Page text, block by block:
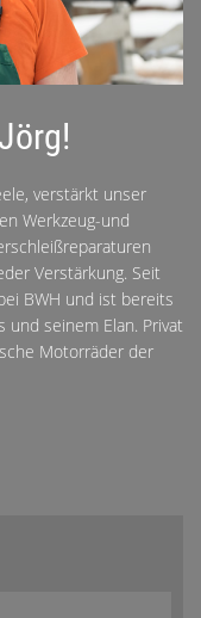
verstärkt unser
Werkzeug-und
Verstärkung. Seit
BWH und ist bereits
und seinem Elan. Privat
Motorräder der